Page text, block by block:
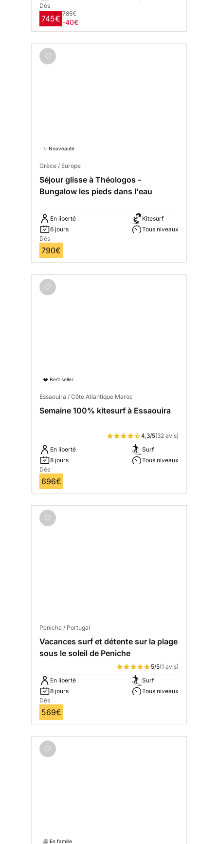
Dès
745€
785€
-40€
✨ Nouveauté
Grèce / Europe
Séjour glisse à Théologos -
Bungalow les pieds dans l'eau
En liberté
6 jours
Kitesurf
Tous niveaux
Dès
790€
❤️ Best seller
Essaouira / Côte Atlantique Maroc
Semaine 100% kitesurf à Essaouira
4,3/5(32 avis)
En liberté
8 jours
Surf
Tous niveaux
Dès
696€
Peniche / Portugal
Vacances surf et détente sur la plage
sous le soleil de Peniche
5/5(1 avis)
En liberté
8 jours
Surf
Tous niveaux
Dès
569€
🤗 En famille